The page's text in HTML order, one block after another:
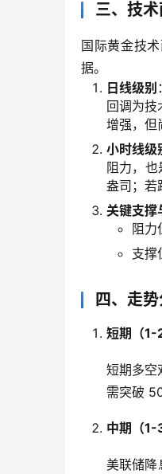
三、技
国际黄金技
据。
日线级别
回调为
增强，但
小时线级
阻力，
盎司；若
关键支撑
阻力
支撑
四、走
短期（1-
短期多
需突破
中期（1-
美联储降